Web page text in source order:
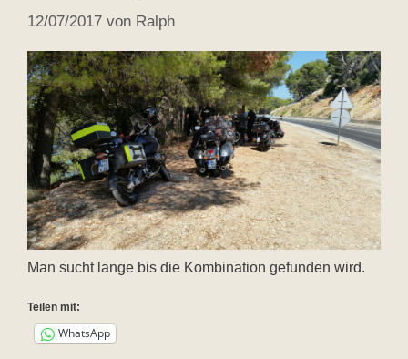
12/07/2017 von Ralph
Man sucht lange bis die Kombination gefunden wird.
Teilen mit:
WhatsApp